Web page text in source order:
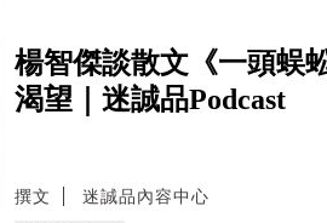
楊智傑談散文《一頭蜈
渴望｜迷誠品Podcast
撰文 迷誠品內容中心